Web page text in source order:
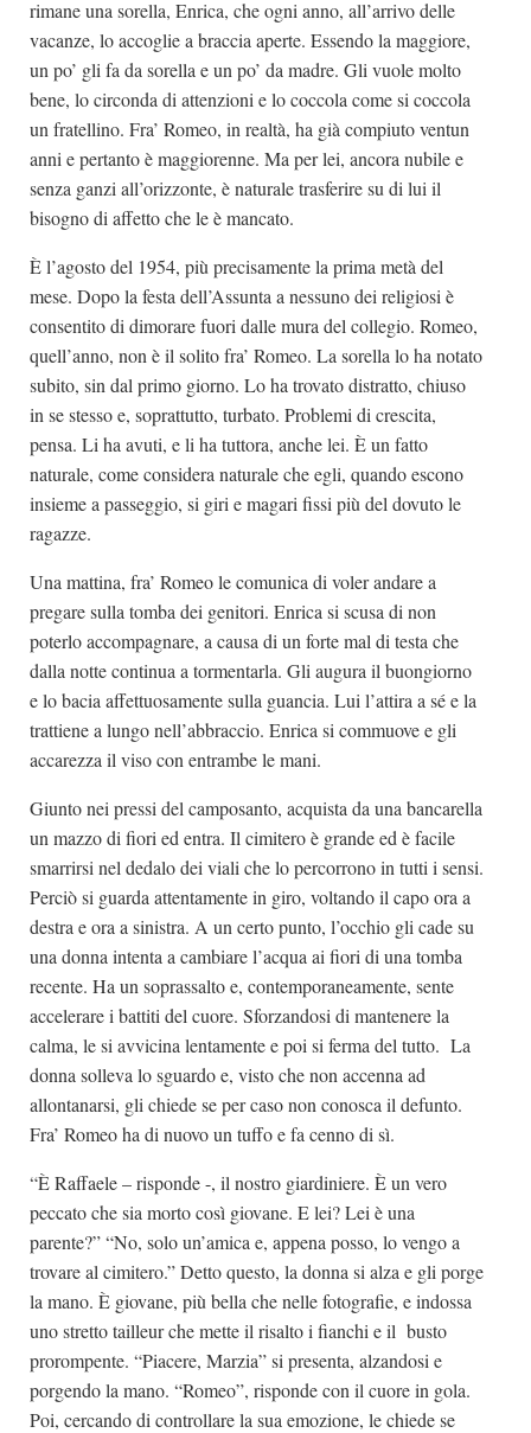
rimane una sorella, Enrica, che ogni anno, all’arrivo delle
vacanze, lo accoglie a braccia aperte. Essendo la maggiore,
un po’ gli fa da sorella e un po’ da madre. Gli vuole molto
bene, lo circonda di attenzioni e lo coccola come si coccola
un fratellino. Fra’ Romeo, in realtà, ha già compiuto ventun
anni e pertanto è maggiorenne. Ma per lei, ancora nubile e
senza ganzi all’orizzonte, è naturale trasferire su di lui il
bisogno di affetto che le è mancato.
È l’agosto del 1954, più precisamente la prima metà del
mese. Dopo la festa dell’Assunta a nessuno dei religiosi è
consentito di dimorare fuori dalle mura del collegio. Romeo,
quell’anno, non è il solito fra’ Romeo. La sorella lo ha notato
subito, sin dal primo giorno. Lo ha trovato distratto, chiuso
in se stesso e, soprattutto, turbato. Problemi di crescita,
pensa. Li ha avuti, e li ha tuttora, anche lei. È un fatto
naturale, come considera naturale che egli, quando escono
insieme a passeggio, si giri e magari fissi più del dovuto le
ragazze.
Una mattina, fra’ Romeo le comunica di voler andare a
pregare sulla tomba dei genitori. Enrica si scusa di non
poterlo accompagnare, a causa di un forte mal di testa che
dalla notte continua a tormentarla. Gli augura il buongiorno
e lo bacia affettuosamente sulla guancia. Lui l’attira a sé e la
trattiene a lungo nell’abbraccio. Enrica si commuove e gli
accarezza il viso con entrambe le mani.
Giunto nei pressi del camposanto, acquista da una bancarella
un mazzo di fiori ed entra. Il cimitero è grande ed è facile
smarrirsi nel dedalo dei viali che lo percorrono in tutti i sensi.
Perciò si guarda attentamente in giro, voltando il capo ora a
destra e ora a sinistra. A un certo punto, l’occhio gli cade su
una donna intenta a cambiare l’acqua ai fiori di una tomba
recente. Ha un soprassalto e, contemporaneamente, sente
accelerare i battiti del cuore. Sforzandosi di mantenere la
calma, le si avvicina lentamente e poi si ferma del tutto. La
donna solleva lo sguardo e, visto che non accenna ad
allontanarsi, gli chiede se per caso non conosca il defunto.
Fra’ Romeo ha di nuovo un tuffo e fa cenno di sì.
“È Raffaele – risponde -, il nostro giardiniere. È un vero
peccato che sia morto così giovane. E lei? Lei è una
parente?” “No, solo un’amica e, appena posso, lo vengo a
trovare al cimitero.” Detto questo, la donna si alza e gli porge
la mano. È giovane, più bella che nelle fotografie, e indossa
uno stretto tailleur che mette il risalto i fianchi e il busto
prorompente. “Piacere, Marzia” si presenta, alzandosi e
porgendo la mano. “Romeo”, risponde con il cuore in gola.
Poi, cercando di controllare la sua emozione, le chiede se